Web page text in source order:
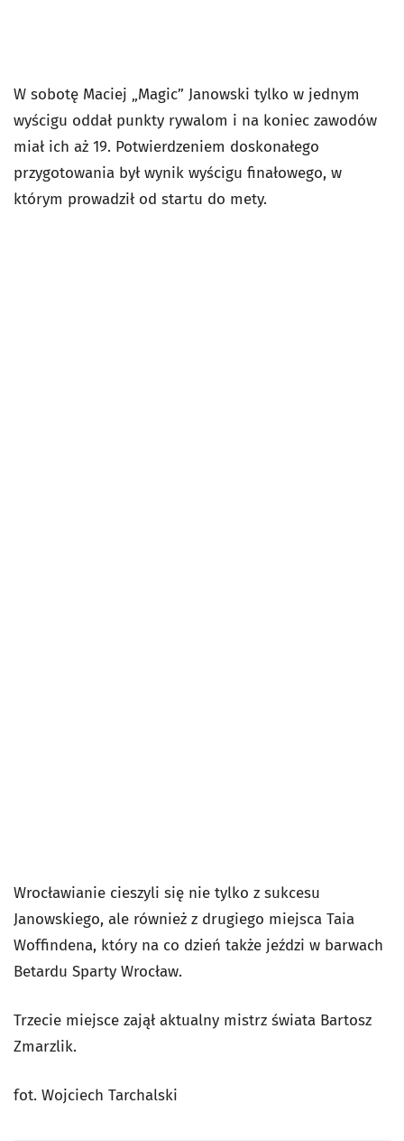
W sobotę Maciej „Magic” Janowski tylko w jednym
wyścigu oddał punkty rywalom i na koniec zawodów
miał ich aż 19. Potwierdzeniem doskonałego
przygotowania był wynik wyścigu finałowego, w
którym prowadził od startu do mety.
Wrocławianie cieszyli się nie tylko z sukcesu
Janowskiego, ale również z drugiego miejsca Taia
Woffindena, który na co dzień także jeździ w barwach
Betardu Sparty Wrocław.
Trzecie miejsce zajął aktualny mistrz świata Bartosz
Zmarzlik.
fot. Wojciech Tarchalski